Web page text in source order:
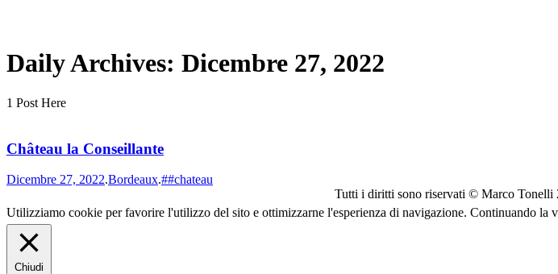
Daily Archives: Dicembre 27, 2022
1 Post Here
Château la Conseillante
Dicembre 27, 2022.Bordeaux.##chateau
Tutti i diritti sono riservati © Marco Tonelli
Utilizziamo cookie per favorire l'utilizzo del sito e ottimizzarne l'esperienza di navigazione. Continuando la
Chiudi